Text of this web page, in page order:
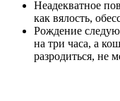
Неадекватное
как вялость,
Рождение
на три часа, а
разродиться, не